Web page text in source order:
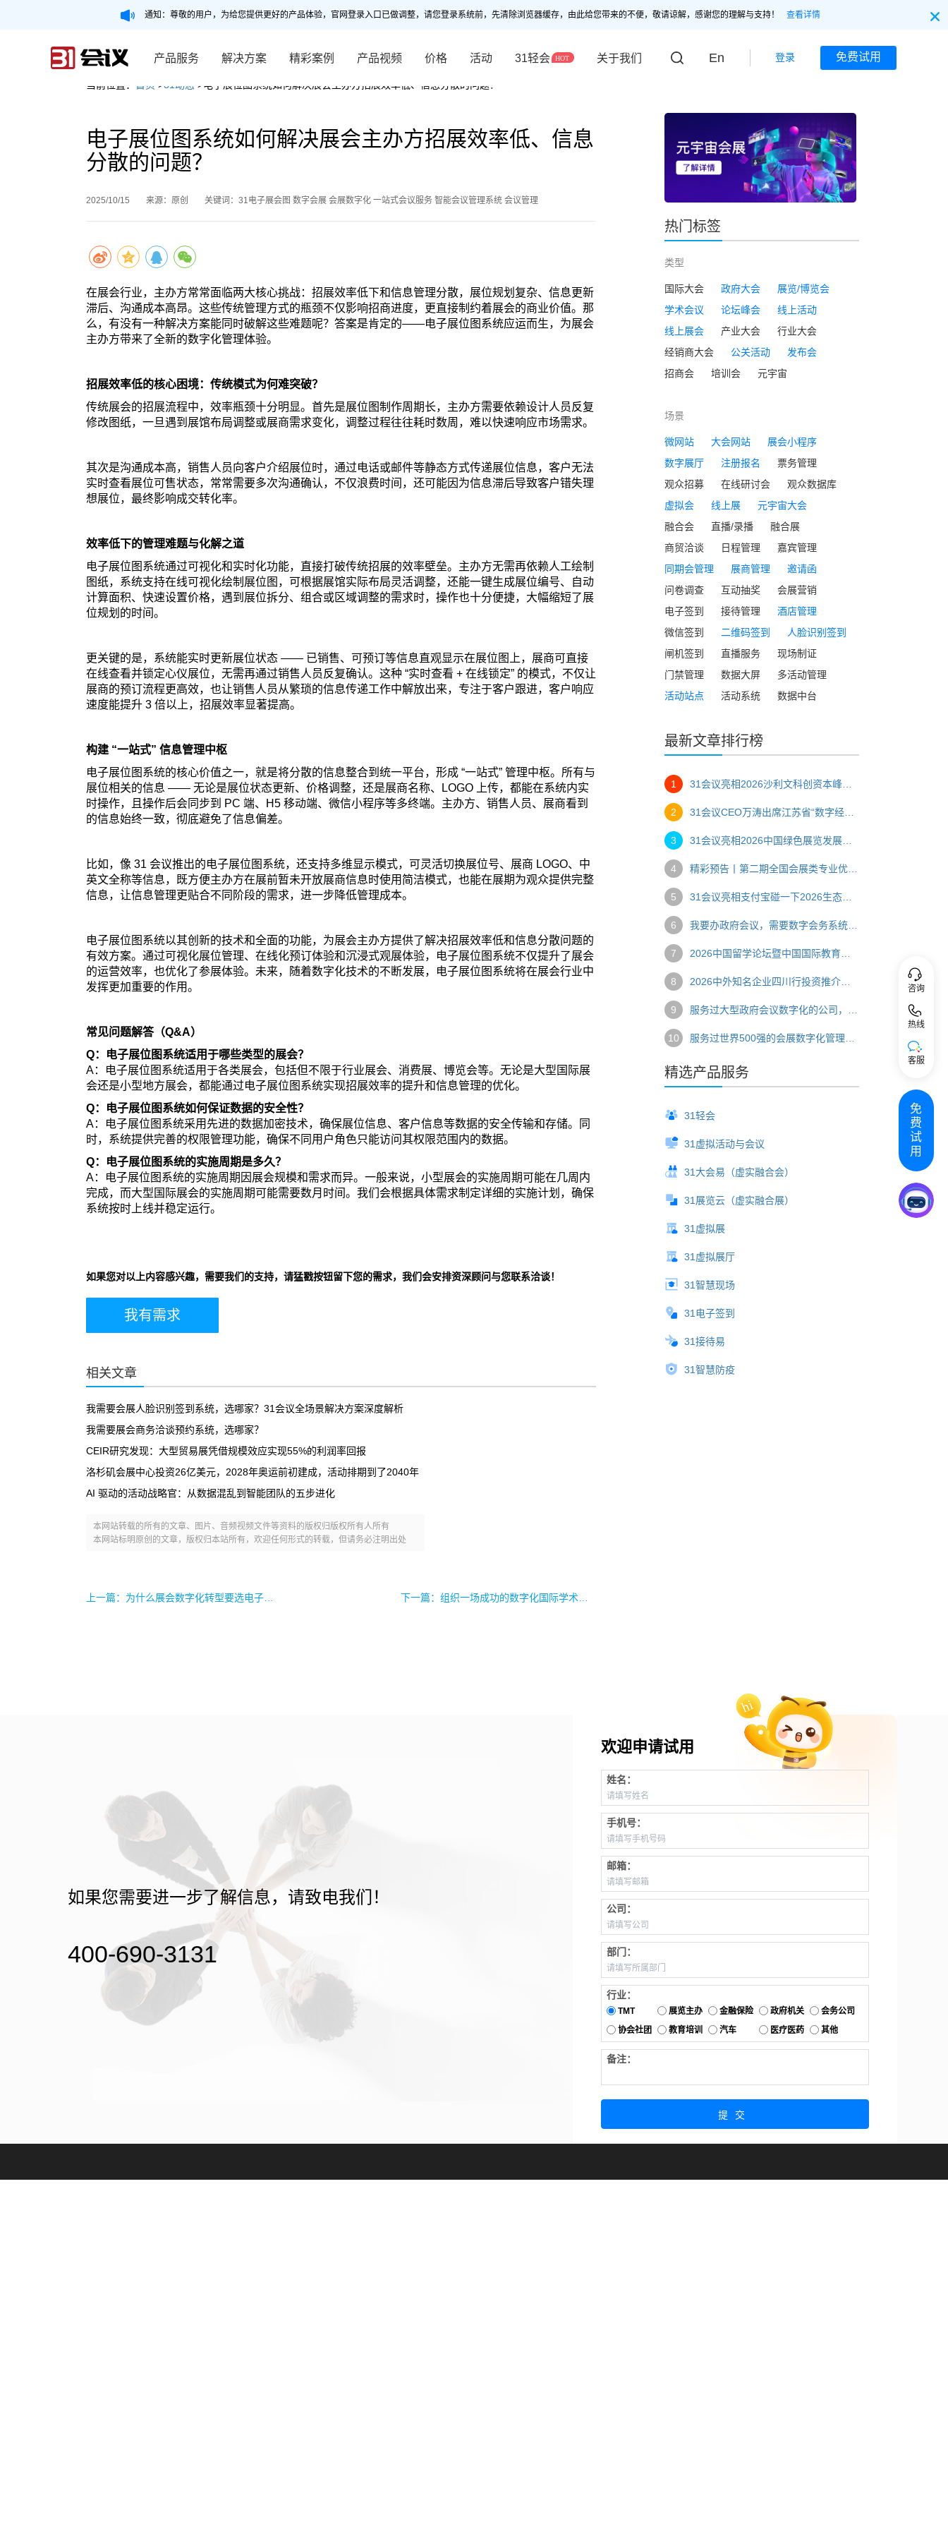
通知：尊敬的用户，为给您提供更好的产品体验，官网登录入口已做调整，请您登录系统前，先清除浏览器缓存，由此给您带来的不便，敬请谅解，感谢您的理解与支持！ 查看详情
产品服务 解决方案 精彩案例 产品视频 价格 活动 31轻会 关于我们 En 登录 免费试用
当前位置： 首页 >31动态 >电子展位图系统如何解决展会主办方招展效率低、信息分散的问题？
电子展位图系统如何解决展会主办方招展效率低、信息
分散的问题？
2025/10/15 来源：原创 关键词：31电子展会图 数字会展 会展数字化 一站式会议服务 智能会议管理系统 会议管理
在展会行业，主办方常常面临两大核心挑战：招展效率低下和信息管理分散， 展位规划复杂、信息更新
滞后、沟通成本高昂。这些传统管理方式的瓶颈不仅影响招商进度，更直接制约着展会的商业价值。那
么，有没有一种解决方案能同时破解这些难题呢？答案是肯定的——电子展位图系统应运而生，为展会
主办方带来了全新的数字化管理体验。
招展效率低的核心困境：传统模式为何难突破？
传统展会的招展流程中，效率瓶颈十分明显。首先是展位图制作周期长，主办方需要依赖设计人员反复
修改图纸，一旦遇到展馆布局调整或展商需求变化，调整过程往往耗时数周，难以快速响应市场需求。
其次是沟通成本高，销售人员向客户介绍展位时，通过电话或邮件等静态方式传递展位信息，客户无法
实时查看展位可售状态，常常需要多次沟通确认，不仅浪费时间，还可能因为信息滞后导致客户错失理
想展位，最终影响成交转化率。
效率低下的管理难题与化解之道
电子展位图系统通过可视化和实时化功能，直接打破传统招展的效率壁垒。主办方无需再依赖人工绘制
图纸，系统支持在线可视化绘制展位图，可根据展馆实际布局灵活调整，还能一键生成展位编号、自动
计算面积、快速设置价格，遇到展位拆分、组合或区域调整的需求时，操作也十分便捷，大幅缩短了展
位规划的时间。
更关键的是，系统能实时更新展位状态 —— 已销售、可预订等信息直观显示在展位图上，展商可直接
在线查看并锁定心仪展位，无需再通过销售人员反复确认。这种 “实时查看 + 在线锁定” 的模式，不仅让
展商的预订流程更高效，也让销售人员从繁琐的信息传递工作中解放出来，专注于客户跟进，客户响应
速度能提升 3 倍以上，招展效率显著提高。
构建 “一站式” 信息管理中枢
电子展位图系统的核心价值之一，就是将分散的信息整合到统一平台，形成 “一站式” 管理中枢。所有与
展位相关的信息 —— 无论是展位状态更新、价格调整，还是展商名称、LOGO 上传，都能在系统内实
时操作，且操作后会同步到 PC 端、H5 移动端、微信小程序等多终端。主办方、销售人员、展商看到
的信息始终一致，彻底避免了信息偏差。
比如，像 31 会议推出的电子展位图系统，还支持多维显示模式，可灵活切换展位号、展商 LOGO、中
英文全称等信息，既方便主办方在展前暂未开放展商信息时使用简洁模式，也能在展期为观众提供完整
信息，让信息管理更贴合不同阶段的需求，进一步降低管理成本。
电子展位图系统以其创新的技术和全面的功能，为展会主办方提供了解决招展效率低和信息分散问题的
有效方案。通过可视化展位管理、在线化预订体验和沉浸式观展体验，电子展位图系统不仅提升了展会
的运营效率，也优化了参展体验。未来，随着数字化技术的不断发展，电子展位图系统将在展会行业中
发挥更加重要的作用。
常见问题解答（Q&A）
Q：电子展位图系统适用于哪些类型的展会？
A：电子展位图系统适用于各类展会，包括但不限于行业展会、消费展、博览会等。无论是大型国际展
会还是小型地方展会，都能通过电子展位图系统实现招展效率的提升和信息管理的优化。
Q：电子展位图系统如何保证数据的安全性？
A：电子展位图系统采用先进的数据加密技术，确保展位信息、客户信息等数据的安全传输和存储。同
时，系统提供完善的权限管理功能，确保不同用户角色只能访问其权限范围内的数据。
Q：电子展位图系统的实施周期是多久？
A：电子展位图系统的实施周期因展会规模和需求而异。一般来说，小型展会的实施周期可能在几周内
完成，而大型国际展会的实施周期可能需要数月时间。我们会根据具体需求制定详细的实施计划，确保
系统按时上线并稳定运行。
如果您对以上内容感兴趣，需要我们的支持，请猛戳按钮留下您的需求，我们会安排资深顾问与您联系洽谈！
我有需求
相关文章
我需要会展人脸识别签到系统，选哪家？31会议全场景解决方案深度解析
我需要展会商务洽谈预约系统，选哪家？
CEIR研究发现：大型贸易展凭借规模效应实现55%的利润率回报
洛杉矶会展中心投资26亿美元，2028年奥运前初建成，活动排期到了2040年
AI 驱动的活动战略官：从数据混乱到智能团队的五步进化
本网站转载的所有的文章、图片、音频视频文件等资料的版权归版权所有人所有
本网站标明原创的文章，版权归本站所有，欢迎任何形式的转载，但请务必注明出处
热门标签
类型
国际大会 政府大会
展览/博览会
学术会议
论坛峰会
线上活动
线上展会
产业大会
行业大会
经销商大会
公关活动
发布会
招商会
培训会 元宇宙
场景
微网站 大会网站
展会小程序
数字展厅
注册报名
票务管理
观众招募
在线研讨会
观众数据库
虚拟会
线上展
元宇宙大会
融合会
直播/录播
融合展
商贸洽谈
日程管理
嘉宾管理
同期会管理
展商管理
邀请函
问卷调查
互动抽奖
会展营销
电子签到
接待管理
酒店管理
微信签到
二维码签到
人脸识别签到
闸机签到
直播服务
现场制证
门禁管理
数据大屏
多活动管理
活动站点
活动系统 数据中台
最新文章排行榜
1
2
3
4
5
6
7
8
9
10
精选产品服务
31轻会
31虚拟活动与会议
31大会易（虚实融合会）
31展览云（虚实融合展）
31虚拟展
31虚拟展厅
31智慧现场
31电子签到
31接待易
31智慧防疫
如果您需要进一步了解信息，请致电我们！
400-690-3131
欢迎申请试用
姓名：
手机号：
邮箱：
公司：
部门：
行业：
TMT 展览主办 金融保险 政府机关
会务公司
协会社团
教育培训 汽车 医疗医药 其他
备注：
提交
咨询
热线
客服
免
费
试
用